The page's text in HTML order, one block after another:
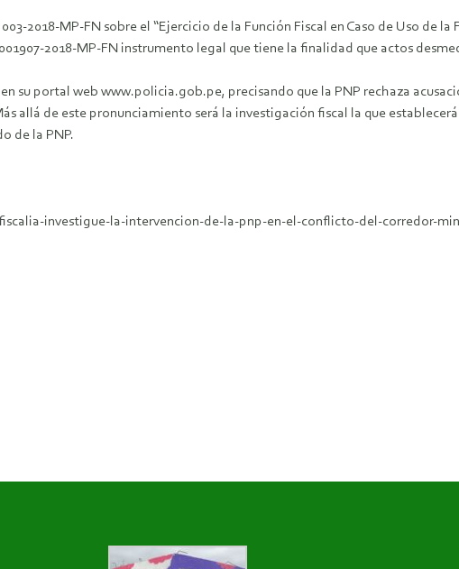
2018-MP-FN sobre el “Ejercicio de la Función Fiscal en Caso de Uso de
2018-MP-FN instrumento legal que tiene la finalidad que actos
su portal web www.policia.gob.pe, precisando que la PNP rechaza
allá de este pronunciamiento será la investigación fiscal la que
de la PNP.
investigue-la-intervencion-de-la-pnp-en-el-conflicto-del-corredor-